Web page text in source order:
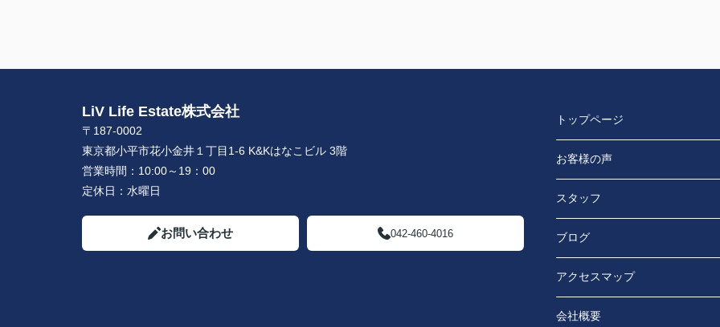
LiV Life Estate株式会社
〒187-0002
東京都小平市花小金井１丁目1-6 K&Kはなこビル 3階
営業時間： 10:00～19：00
定休日： 水曜日
お問い合わせ 042-460-4016
トップページ
お客様の声
スタッフ
ブログ
アクセスマップ
会社概要